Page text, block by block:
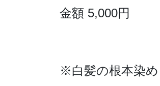
金額 5,000円
※白髪の根本染め